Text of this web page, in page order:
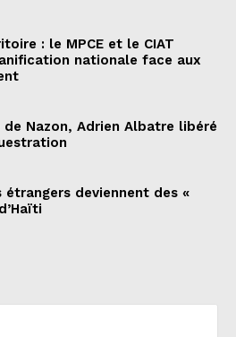
: le MPCE et le CIAT
nationale face aux
Nazon, Adrien Albatre libéré
deviennent des «